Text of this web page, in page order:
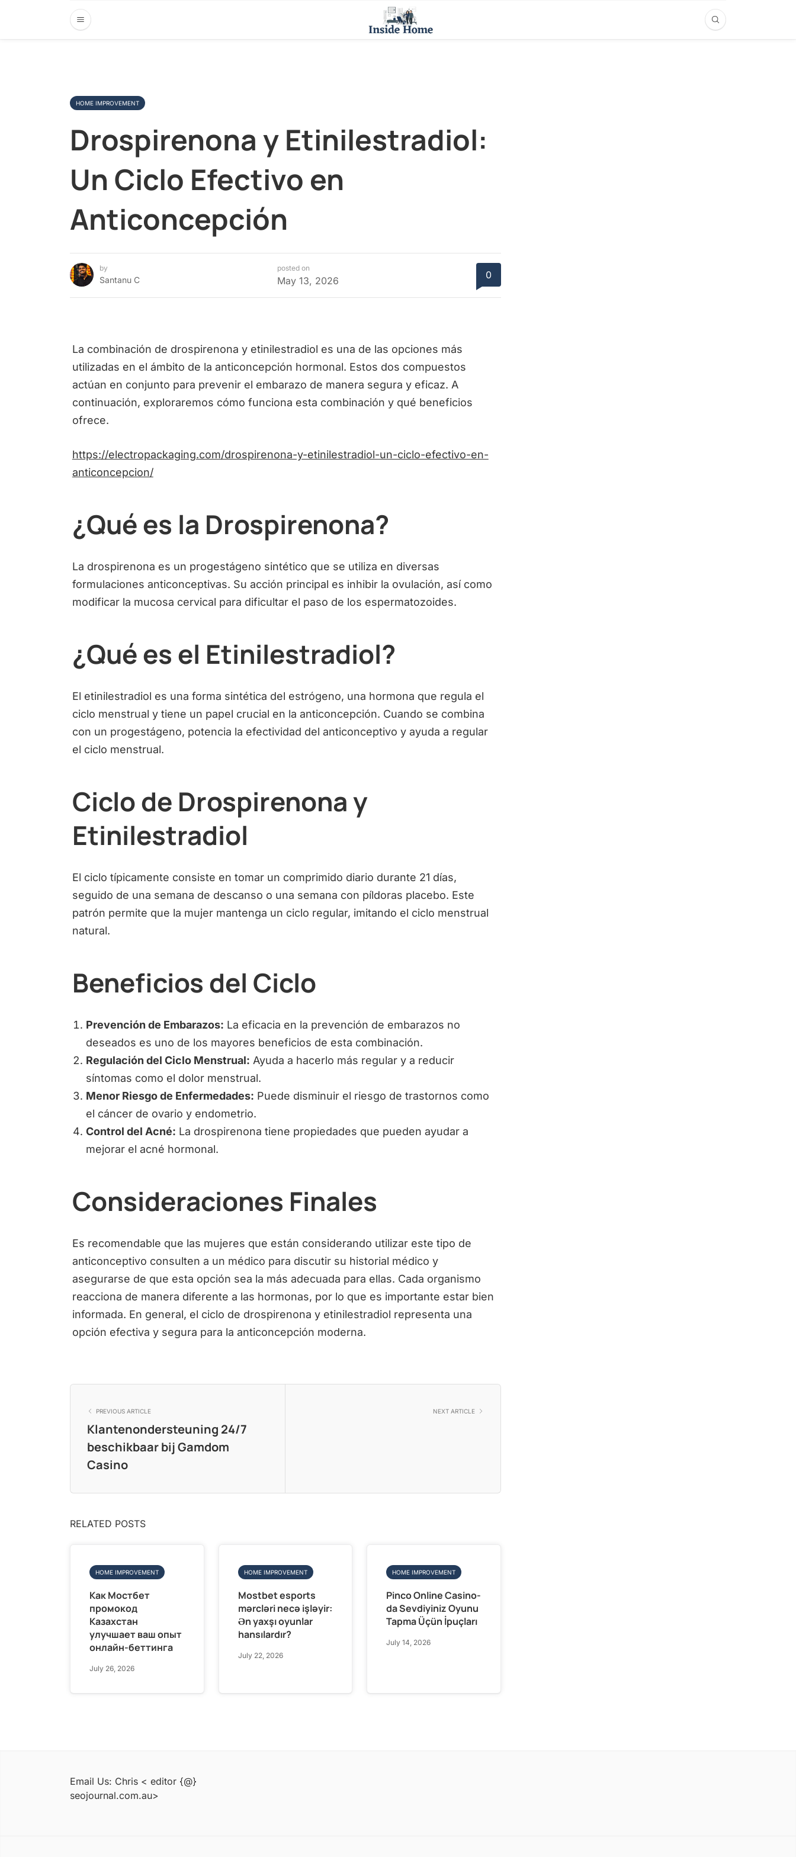
HOME IMPROVEMENT
Drospirenona y Etinilestradiol:
Un Ciclo Efectivo en
Anticoncepción
by
Santanu C
posted on
May 13, 2026 0
La combinación de drospirenona y etinilestradiol es una de las opciones más
utilizadas en el ámbito de la anticoncepción hormonal. Estos dos compuestos
actúan en conjunto para prevenir el embarazo de manera segura y eficaz. A
continuación, exploraremos cómo funciona esta combinación y qué beneficios
ofrece.
https://electropackaging.com/drospirenona-y-etinilestradiol-un-ciclo-efectivo-en-
anticoncepcion/
¿Qué es la Drospirenona?
La drospirenona es un progestágeno sintético que se utiliza en diversas
formulaciones anticonceptivas. Su acción principal es inhibir la ovulación, así como
modificar la mucosa cervical para dificultar el paso de los espermatozoides.
¿Qué es el Etinilestradiol?
El etinilestradiol es una forma sintética del estrógeno, una hormona que regula el
ciclo menstrual y tiene un papel crucial en la anticoncepción. Cuando se combina
con un progestágeno, potencia la efectividad del anticonceptivo y ayuda a regular
el ciclo menstrual.
Ciclo de Drospirenona y
Etinilestradiol
El ciclo típicamente consiste en tomar un comprimido diario durante 21 días,
seguido de una semana de descanso o una semana con píldoras placebo. Este
patrón permite que la mujer mantenga un ciclo regular, imitando el ciclo menstrual
natural.
Beneficios del Ciclo
Prevención de Embarazos: La eficacia en la prevención de embarazos no
deseados es uno de los mayores beneficios de esta combinación.
Regulación del Ciclo Menstrual: Ayuda a hacerlo más regular y a reducir
síntomas como el dolor menstrual.
Menor Riesgo de Enfermedades: Puede disminuir el riesgo de trastornos como
el cáncer de ovario y endometrio.
Control del Acné: La drospirenona tiene propiedades que pueden ayudar a
mejorar el acné hormonal.
Consideraciones Finales
Es recomendable que las mujeres que están considerando utilizar este tipo de
anticonceptivo consulten a un médico para discutir su historial médico y
asegurarse de que esta opción sea la más adecuada para ellas. Cada organismo
reacciona de manera diferente a las hormonas, por lo que es importante estar bien
informada. En general, el ciclo de drospirenona y etinilestradiol representa una
opción efectiva y segura para la anticoncepción moderna.
PREVIOUS ARTICLE
Klantenondersteuning 24/7
beschikbaar bij Gamdom
Casino
NEXT ARTICLE
RELATED POSTS
HOME IMPROVEMENT
Как Мостбет
промокод
Казахстан
улучшает ваш опыт
онлайн-беттинга
July 26, 2026
HOME IMPROVEMENT
Mostbet esports
mərcləri necə işləyir:
Ən yaxşı oyunlar
hansılardır?
July 22, 2026
HOME IMPROVEMENT
Pinco Online Casino-
da Sevdiyiniz Oyunu
Tapma Üçün İpuçları
July 14, 2026
Email Us: Chris < editor {@}
seojournal.com.au>